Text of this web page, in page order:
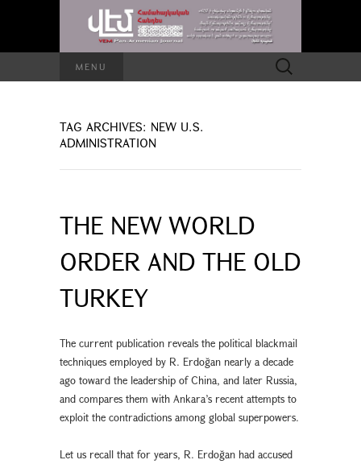
MENU
Search
for:
TAG ARCHIVES: NEW U.S.
ADMINISTRATION
THE NEW WORLD
ORDER AND THE OLD
TURKEY
The current publication reveals the political blackmail
techniques employed by R. Erdoğan nearly a decade
ago toward the leadership of China, and later Russia,
and compares them with Ankara’s recent attempts to
exploit the contradictions among global superpowers.
Let us recall that for years, R. Erdoğan had accused